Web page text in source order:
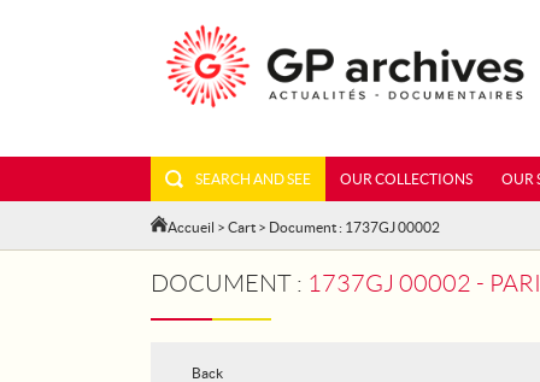
SEARCH AND SEE OUR COLLECTIONS OUR
Accueil > Cart > Document : 1737GJ 00002
DOCUMENT : 1737GJ 00002 - PARIS, THE
Back